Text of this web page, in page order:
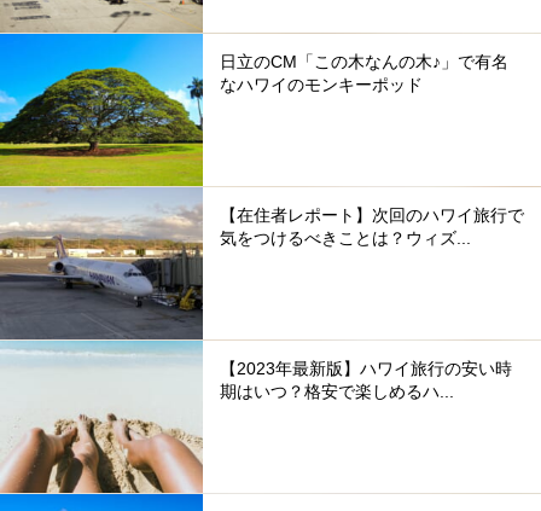
日立のCM「この木なんの木♪」で有名
なハワイのモンキーポッド
【在住者レポート】次回のハワイ旅行で
気をつけるべきことは？ウィズ...
【2023年最新版】ハワイ旅行の安い時
期はいつ？格安で楽しめるハ...